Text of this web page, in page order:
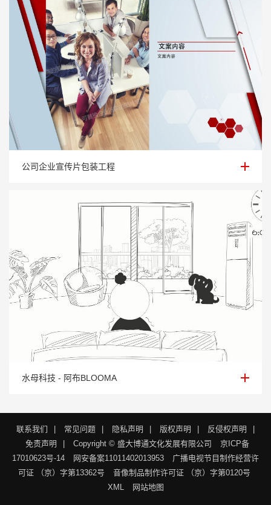
公司企业宣传片包装工程
公司企业宣传片包装工程
水母科技 - 阿布BLOOMA
水母科技 - 阿布BLOOMA
联系我们 | 常见问题 | 隐私声明 | 版权声明 | 反侵权声明
|
免责声明
| Copyright © 盛大博通文化发展有限公司
京ICP备
17010623号-14
网安备案11011402013953
广播电视节目制作经营许
可证 （京）字第13362号
音像制品制作许可证 （京）字第0120号
XML
网站地图